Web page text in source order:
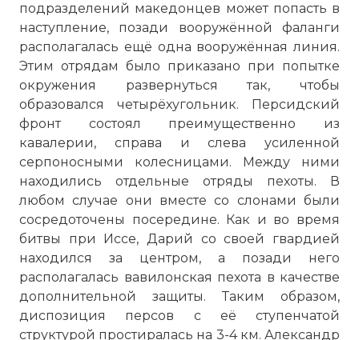
подразделений македонцев может попасть в
наступление, позади вооружённой фаланги
располагалась ещё одна вооружённая линия.
Этим отрядам было приказано при попытке
окружения развернуться так, чтобы
образовался четырёхугольник. Персидский
фронт состоял преимущественно из
кавалерии, справа и слева усиленной
серпоносными колесницами. Между ними
находились отдельные отряды пехоты. В
любом случае они вместе со слонами были
сосредоточены посередине. Как и во время
битвы при Иссе, Дарий со своей гвардией
находился за центром, а позади него
располагалась вавилонская пехота в качестве
дополнительной защиты. Таким образом,
диспозиция персов с её ступенчатой
структурой простиралась на 3-4 км. Александр
☓
Широкая равнина давала явные
преимущества Дарию, позволяя ему в
полной мере использовать